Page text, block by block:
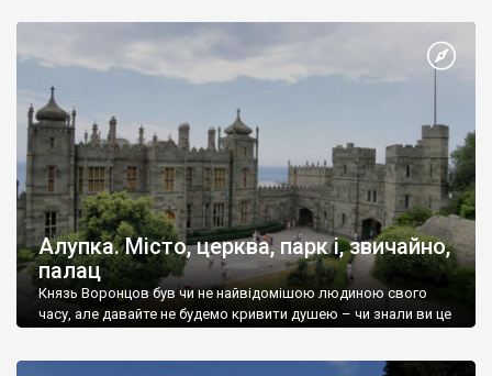
Алупка. Місто, церква, парк і, звичайно,
палац
Князь Воронцов був чи не найвідомішою людиною свого
часу, але давайте не будемо кривити душею – чи знали ви це